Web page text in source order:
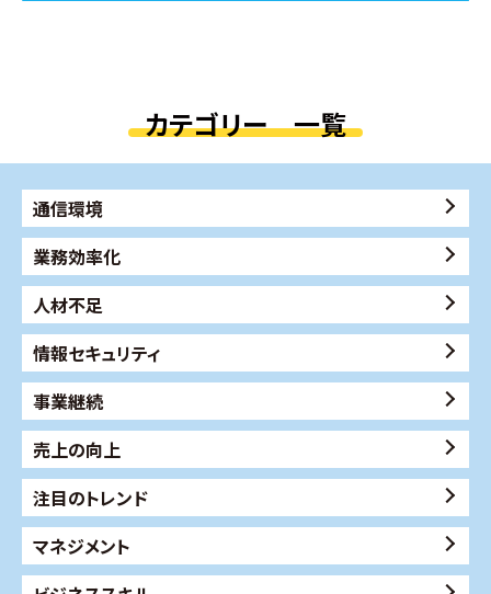
カテゴリー 一覧
通信環境
業務効率化
人材不足
情報セキュリティ
事業継続
売上の向上
注目のトレンド
マネジメント